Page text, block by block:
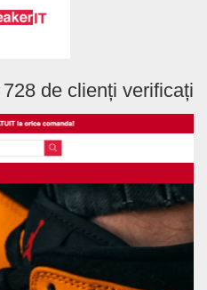
728 de clienți verificați